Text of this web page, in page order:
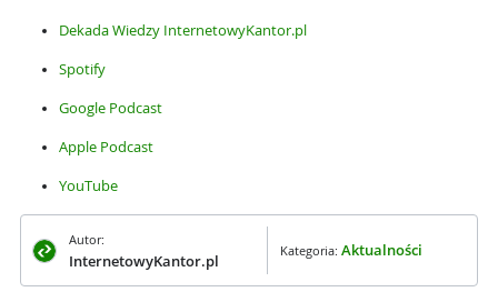
Dekada Wiedzy InternetowyKantor.pl
Spotify
Google Podcast
Apple Podcast
YouTube
Autor:
InternetowyKantor.pl
Kategoria: Aktualności